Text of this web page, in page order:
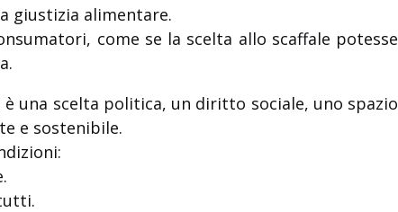
giustizia alimentare.
come se la scelta allo scaffale potesse
una scelta politica, un diritto sociale, uno spazio
e sostenibile.